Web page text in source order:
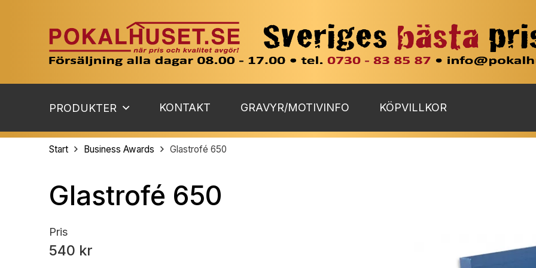
PRODUKTER KONTAKT GRAVYR/MOTIVINFO KÖPVILLKOR
Start Business Awards Glastrofé 650
Glastrofé 650
Pris
540 kr